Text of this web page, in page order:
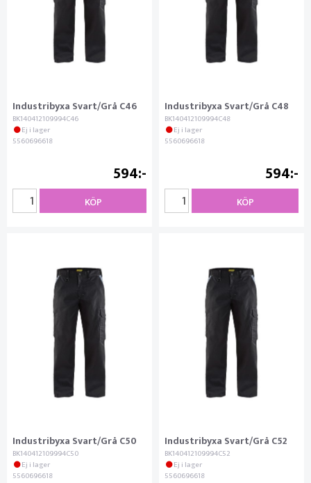
Industribyxa Svart/Grå C46
BK140412109994C46
Ej i lager
5560696618
594
KÖP
Industribyxa Svart/Grå C48
BK140412109994C48
Ej i lager
5560696618
594
KÖP
Industribyxa Svart/Grå C50
BK140412109994C50
Ej i lager
5560696618
Industribyxa Svart/Grå C52
BK140412109994C52
Ej i lager
5560696618